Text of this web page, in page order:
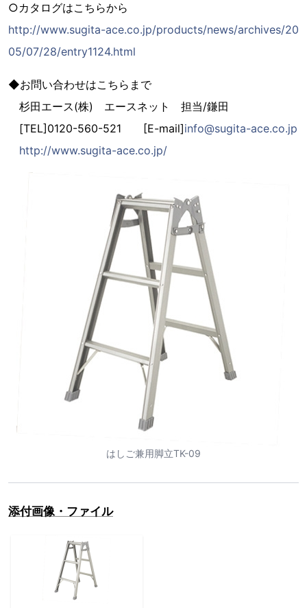
○カタログはこちらから
http://www.sugita-ace.co.jp/products/news/archives/20
05/07/28/entry1124.html
◆お問い合わせはこちらまで
杉田エース(株) エースネット 担当/鎌田
[TEL]0120-560-521 [E-mail]info@sugita-ace.co.jp
http://www.sugita-ace.co.jp/
はしご兼用脚立TK-09
添付画像・ファイル